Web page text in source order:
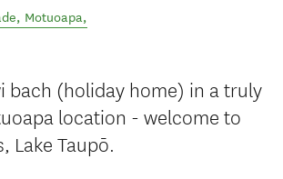
, Motuoapa,
bach (holiday home) in a truly
location - welcome to
Lake Taupō.